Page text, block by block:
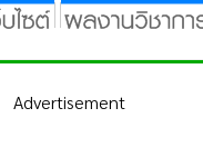
Advertisement